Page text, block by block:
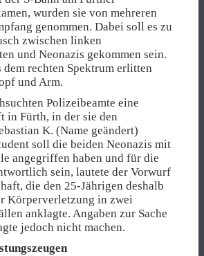
wurden sie von mehreren
genommen. Dabei soll es zu
zwischen linken
und Neonazis gekommen sein.
dem rechten Spektrum erlitten
und Arm.
Polizeibeamte eine
in Fürth, in der sie den
K. (Name geändert)
soll die beiden Neonazis mit
angegriffen haben und für die
sein, lautete der Vorwurf
die den 25-Jährigen deshalb
Körperverletzung in zwei
anklagte. Angaben zur Sache
jedoch nicht machen.